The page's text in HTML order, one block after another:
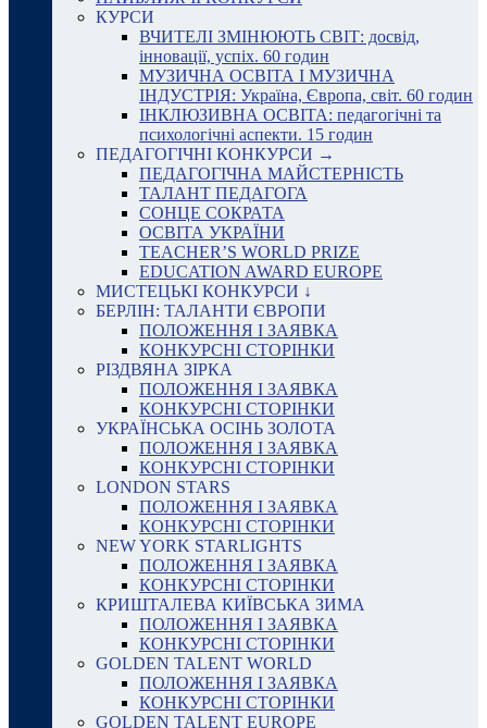
КУРСИ
ВЧИТЕЛІ ЗМІНЮЮТЬ СВІТ: досвід,
інновації, успіх. 60 годин
МУЗИЧНА ОСВІТА І МУЗИЧНА
ІНДУСТРІЯ: Україна, Європа, світ. 60 годин
ІНКЛЮЗИВНА ОСВІТА: педагогічні та
психологічні аспекти. 15 годин
ПЕДАГОГІЧНІ КОНКУРСИ →
ПЕДАГОГІЧНА МАЙСТЕРНІСТЬ
ТАЛАНТ ПЕДАГОГА
СОНЦЕ СОКРАТА
ОСВІТА УКРАЇНИ
TEACHER’S WORLD PRIZE
EDUCATION AWARD EUROPE
МИСТЕЦЬКІ КОНКУРСИ ↓
БЕРЛІН: ТАЛАНТИ ЄВРОПИ
ПОЛОЖЕННЯ І ЗАЯВКА
КОНКУРСНІ СТОРІНКИ
РІЗДВЯНА ЗІРКА
ПОЛОЖЕННЯ І ЗАЯВКА
КОНКУРСНІ СТОРІНКИ
УКРАЇНСЬКА ОСІНЬ ЗОЛОТА
ПОЛОЖЕННЯ І ЗАЯВКА
КОНКУРСНІ СТОРІНКИ
LONDON STARS
ПОЛОЖЕННЯ І ЗАЯВКА
КОНКУРСНІ СТОРІНКИ
NEW YORK STARLIGHTS
ПОЛОЖЕННЯ І ЗАЯВКА
КОНКУРСНІ СТОРІНКИ
КРИШТАЛЕВА КИЇВСЬКА ЗИМА
ПОЛОЖЕННЯ І ЗАЯВКА
КОНКУРСНІ СТОРІНКИ
GOLDEN TALENT WORLD
ПОЛОЖЕННЯ І ЗАЯВКА
КОНКУРСНІ СТОРІНКИ
GOLDEN TALENT EUROPE